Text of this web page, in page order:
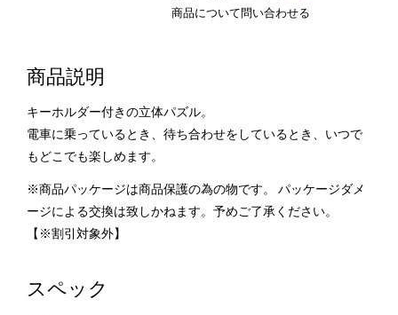
商品について問い合わせる
商品説明
キーホルダー付きの立体パズル。
電車に乗っているとき、待ち合わせをしているとき、いつで
もどこでも楽しめます。
※商品パッケージは商品保護の為の物です。 パッケージダメ
ージによる交換は致しかねます。予めご了承ください。
【※割引対象外】
スペック